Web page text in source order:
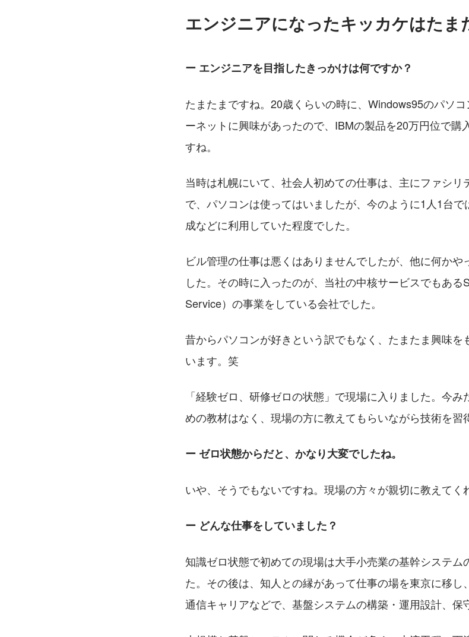
エンジニアになったキッカケはたま
ー エンジニアを目指したきっかけは何ですか？
たまたまですね。20歳くらいの時に、Windows95のパソ
ーネットに興味があったので、IBMの製品を20万円位で購
すね。
当時は札幌にいて、社会人初めての仕事は、主にファシリ
で、パソコンは使ってはいましたが、今のように1人1台
成などに利用していた程度でした。
ビル管理の仕事は悪くはありませんでしたが、他に何かや
した。その時に入ったのが、当社の中核サービスでもあ
Service）の事業をしている会社でした。
昔からパソコンが好きという訳でもなく、たまたま興味を
います。笑
「経験ゼロ、研修ゼロの状態」で現場に入りました。今
めの教材はなく、現場の方に教えてもらいながら技術を習
ー ゼロ状態からだと、かなり大変でしたね。
いや、そうでもないですね。現場の方々が親切に教えてく
ー どんな仕事をしていました？
知識ゼロ状態で初めての現場は大手小売業の基幹システム
た。その後は、知人との縁があって仕事の場を東京に移
通信キャリアなどで、基盤システムの構築・運用設計、保